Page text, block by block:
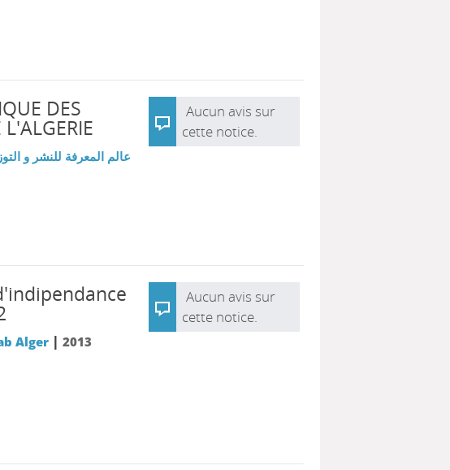
DES
عالم المعرفة للنشر و
Aucun avis sur
cette notice.
Alger| 2013
Aucun avis sur
cette notice.